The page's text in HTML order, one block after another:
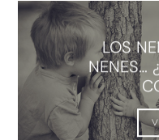
LOS
NENES…